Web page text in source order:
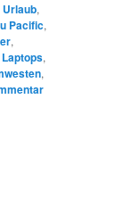
Urlaub,
Pacific,
,
Laptops,
,